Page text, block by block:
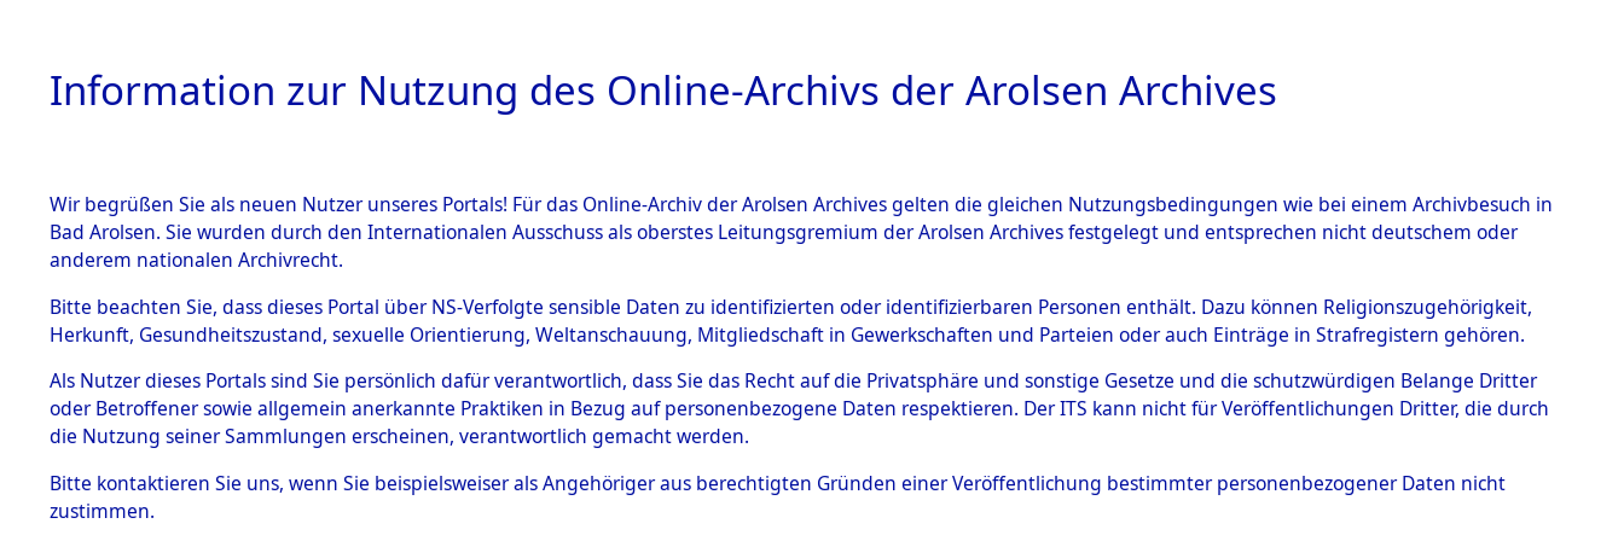
HOME BESTANDSBESCHREIBUNG ARCHIVALE ÜBERSICHT BILD
BESTÄNDE
Inhaftierungsdoku
mente
5. Verschiedenes
Todesmärsche
5.3.1 Alliierte
Ermittlungen zu den Orten Bach/Donau - Blickhammer→0002
(84597050)→0067 (84597117)
0067 (84597117)
Information zur Nutzung des Online-Archivs der Arolsen Archives
Wir begrüßen Sie als neuen Nutzer unseres Portals! Für das Online-Archiv der Arolsen Archives gelten die gleichen Nutzungsbedingungen wie bei einem Archivbesuch in
Bad Arolsen. Sie wurden durch den Internationalen Ausschuss als oberstes Leitungsgremium der Arolsen Archives festgelegt und entsprechen nicht deutschem oder
anderem nationalen Archivrecht.
Bitte beachten Sie, dass dieses Portal über NS-Verfolgte sensible Daten zu identifizierten oder identifizierbaren Personen enthält. Dazu können Religionszugehörigkeit,
Herkunft, Gesundheitszustand, sexuelle Orientierung, Weltanschauung, Mitgliedschaft in Gewerkschaften und Parteien oder auch Einträge in Strafregistern gehören.
Als Nutzer dieses Portals sind Sie persönlich dafür verantwortlich, dass Sie das Recht auf die Privatsphäre und sonstige Gesetze und die schutzwürdigen Belange Dritter
oder Betroffener sowie allgemein anerkannte Praktiken in Bezug auf personenbezogene Daten respektieren. Der ITS kann nicht für Veröffentlichungen Dritter, die durch
die Nutzung seiner Sammlungen erscheinen, verantwortlich gemacht werden.
Bitte kontaktieren Sie uns, wenn Sie beispielsweiser als Angehöriger aus berechtigten Gründen einer Veröffentlichung bestimmter personenbezogener Daten nicht
zustimmen.